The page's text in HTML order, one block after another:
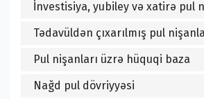
İnvestisiya, yubiley və xatirə pul
Tədavüldən çıxarılmış pul
Pul nişanları üzrə hüquqi baza
Nağd pul dövriyyəsi